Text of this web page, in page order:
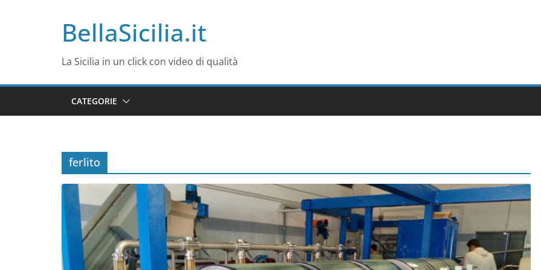
BellaSicilia.it
La Sicilia in un click con video di qualità
CATEGORIE
ferlito